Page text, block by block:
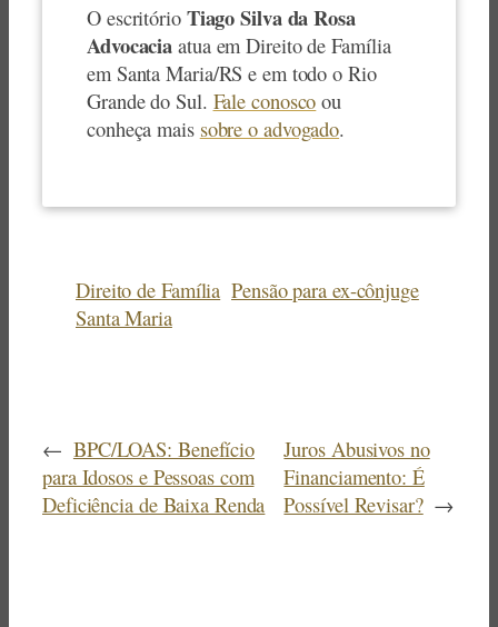
O escritório Tiago Silva da Rosa
Advocacia atua em Direito de Família
em Santa Maria/RS e em todo o Rio
Grande do Sul. Fale conosco ou
conheça mais sobre o advogado.
Direito de Família Pensão para ex-cônjuge
Santa Maria
← BPC/LOAS: Benefício
para Idosos e Pessoas com
Deficiência de Baixa Renda
Juros Abusivos no
Financiamento: É
Possível Revisar? →